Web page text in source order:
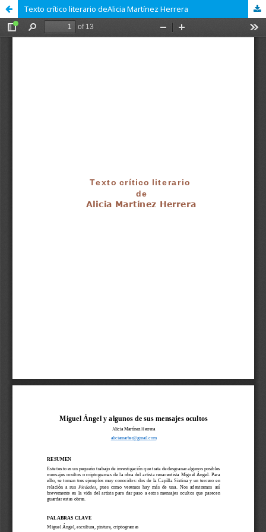
Texto crítico literario deAlicia Martínez Herrera